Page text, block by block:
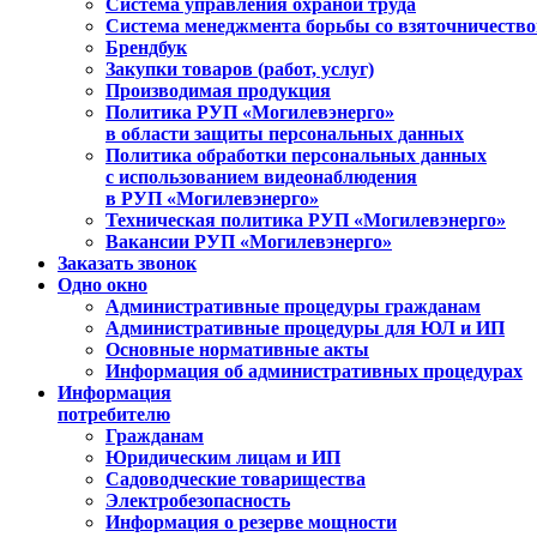
Система управления охраной труда
Система менеджмента борьбы со
Брендбук
Закупки товаров (работ, услуг)
Производимая продукция
Политика РУП «Могилевэнерго»
в области защиты персональных данных
Политика обработки персональных данных
с использованием видеонаблюдения
в РУП «Могилевэнерго»
Техническая политика РУП «Могилевэнерго»
Вакансии РУП «Могилевэнерго»
Заказать звонок
Одно окно
Административные процедуры гражданам
Административные процедуры для ЮЛ и ИП
Основные нормативные акты
Информация об административных процедурах
Информация
потребителю
Гражданам
Юридическим лицам и ИП
Садоводческие товарищества
Электробезопасность
Информация о резерве мощности